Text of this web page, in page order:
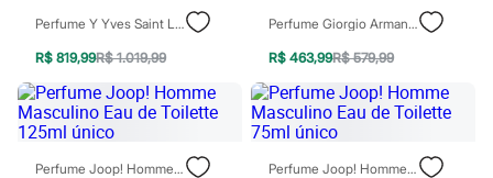
Novidades
Roupas
Bermudas
Camisas
Calças
Camisetas e Regatas
Casacos e Jaquetas
Jeans
Perfume Y Yves Saint Laurent Masculino Eau De Parfum 100ml Único
R$ 819,99R$ 1.019,99
Perfume Giorgio Armani Acqua Di Gio Masculino Eau De Toilette 100ml Único
R$ 463,99R$ 579,99
Perfume Joop! Homme Masculino Eau De Toilette 125ml Único Perfume Joop! Homme Masculino Eau De Toilette 75ml Único